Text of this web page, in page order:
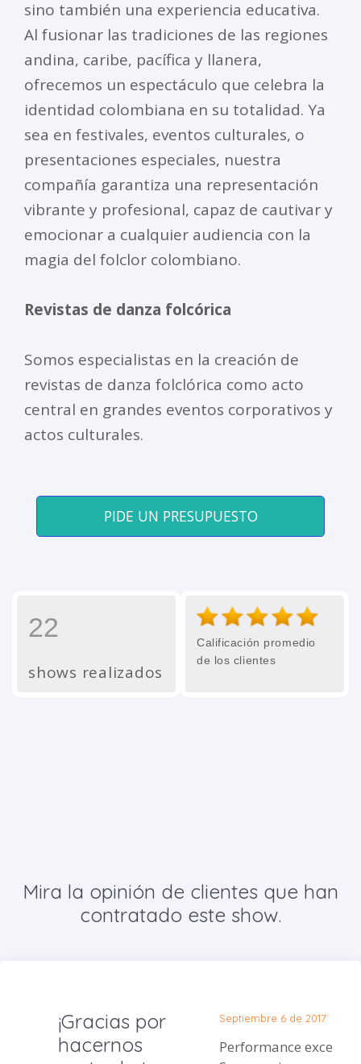
sino también una experiencia educativa.
Al fusionar las tradiciones de las regiones
andina, caribe, pacífica y llanera,
ofrecemos un espectáculo que celebra la
identidad colombiana en su totalidad. Ya
sea en festivales, eventos culturales, o
presentaciones especiales, nuestra
compañía garantiza una representación
vibrante y profesional, capaz de cautivar y
emocionar a cualquier audiencia con la
magia del folclor colombiano.
Revistas de danza folcórica
Somos especialistas en la creación de
revistas de danza folclórica como acto
central en grandes eventos corporativos y
actos culturales.
PIDE UN PRESUPUESTO
22
shows realizados
Calificación promedio
de los clientes
Mira la opinión de clientes que han
contratado este show.
¡Gracias por
hacernos
Septiembre 6 de 2017
Performance